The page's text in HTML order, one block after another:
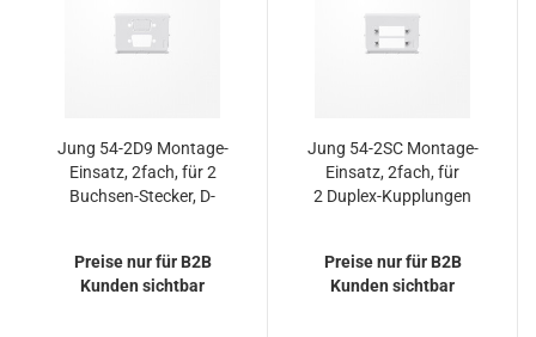
Jung 54-2D9 Montage-
Einsatz, 2fach, für 2
Buchsen-Stecker, D-
Preise nur für B2B
Kunden sichtbar
Jung 54-2SC Montage-
Einsatz, 2fach, für
2 Duplex-Kupplungen
Preise nur für B2B
Kunden sichtbar